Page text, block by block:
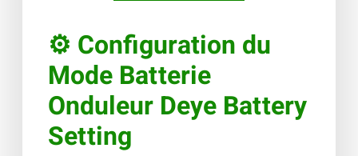
⚙ Configuration du
Mode Batterie
Onduleur Deye Battery
Setting